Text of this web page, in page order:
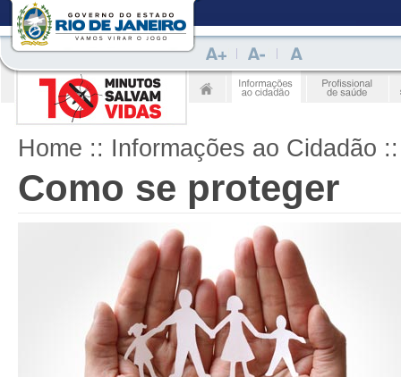
Home :: Informações ao Cidadão
Como se proteger